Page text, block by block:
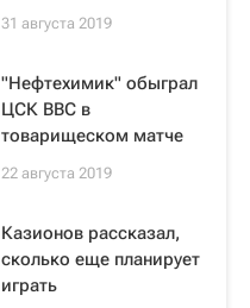
31 августа 2019
"Нефтехимик" обыграл
ЦСК ВВС в
товарищеском матче
22 августа 2019
Казионов рассказал,
сколько еще планирует
играть